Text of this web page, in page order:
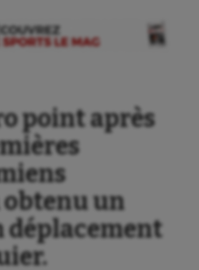
point après
obtenu un
déplacement